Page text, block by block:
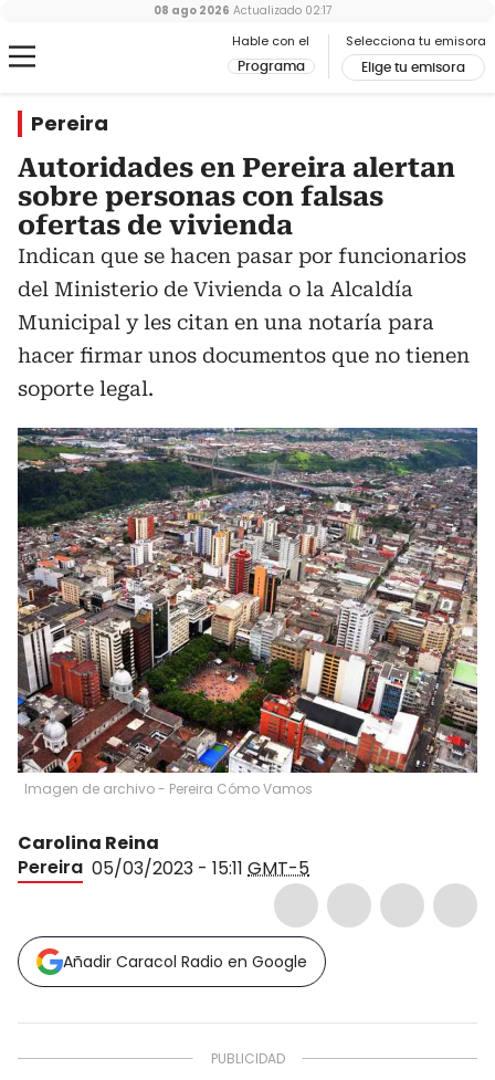
Hable con el
Programa
Selecciona tu emisora
Elige tu emisora
08 ago 2026 Actualizado 02:17
Pereira
Autoridades en Pereira alertan
sobre personas con falsas
ofertas de vivienda
Indican que se hacen pasar por funcionarios
del Ministerio de Vivienda o la Alcaldía
Municipal y les citan en una notaría para
hacer firmar unos documentos que no tienen
soporte legal.
Imagen de archivo - Pereira Cómo Vamos
Carolina Reina
Pereira 05/03/2023 - 15:11 GMT-5
Añadir Caracol Radio en Google